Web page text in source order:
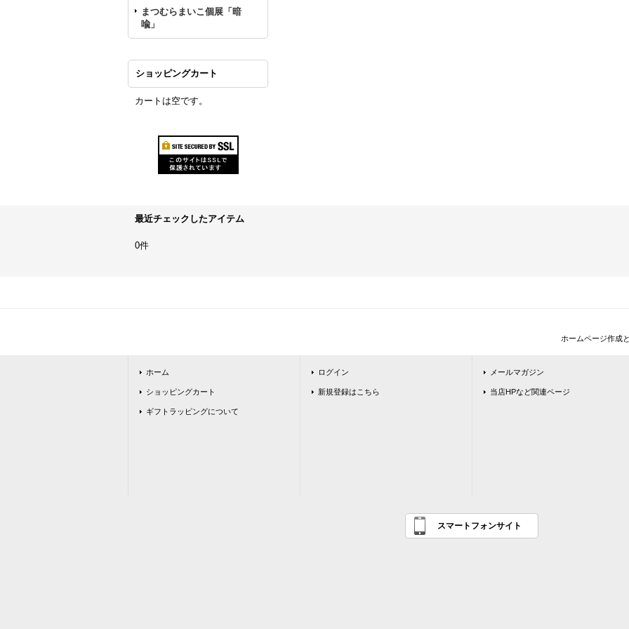
まつむらまいこ個展「暗
喩」
ショッピングカート
カートは空です。
最近チェックしたアイテム
0件
ホームページ作成
ホーム
ショッピングカート
ギフトラッピングについて
ログイン
新規登録はこちら
メールマガジン
当店HPなど関連ページ
スマートフォンサイト